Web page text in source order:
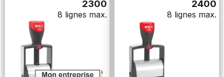
2300
8 lignes max.
2400
8 lignes max.